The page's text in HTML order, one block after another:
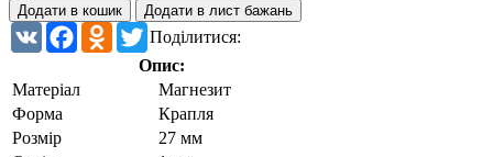
Додати в кошик Додати в лист бажань
Поділитися:
VK FacebookOdnoklassniki
Twitter
Опис:
Матеріал
Магнезит
Форма
Крапля
Розмір
27 мм